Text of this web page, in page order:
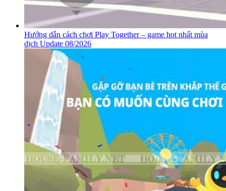
Hướng dẫn cách chơi Play Together – game hot nhất mùa
dịch Update 08/2026